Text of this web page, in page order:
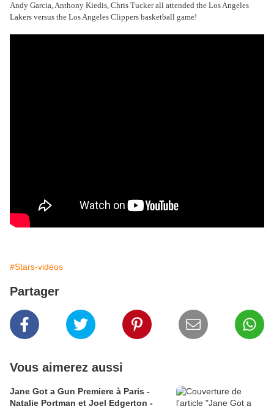
Andy Garcia, Anthony Kiedis, Chris Tucker all attended the Los Angeles
Lakers versus the Los Angeles Clippers basketball game!
#Stars-vidéos
Partager
Vous aimerez aussi
Jane Got a Gun Premiere à Paris -
Natalie Portman et Joel Edgerton -